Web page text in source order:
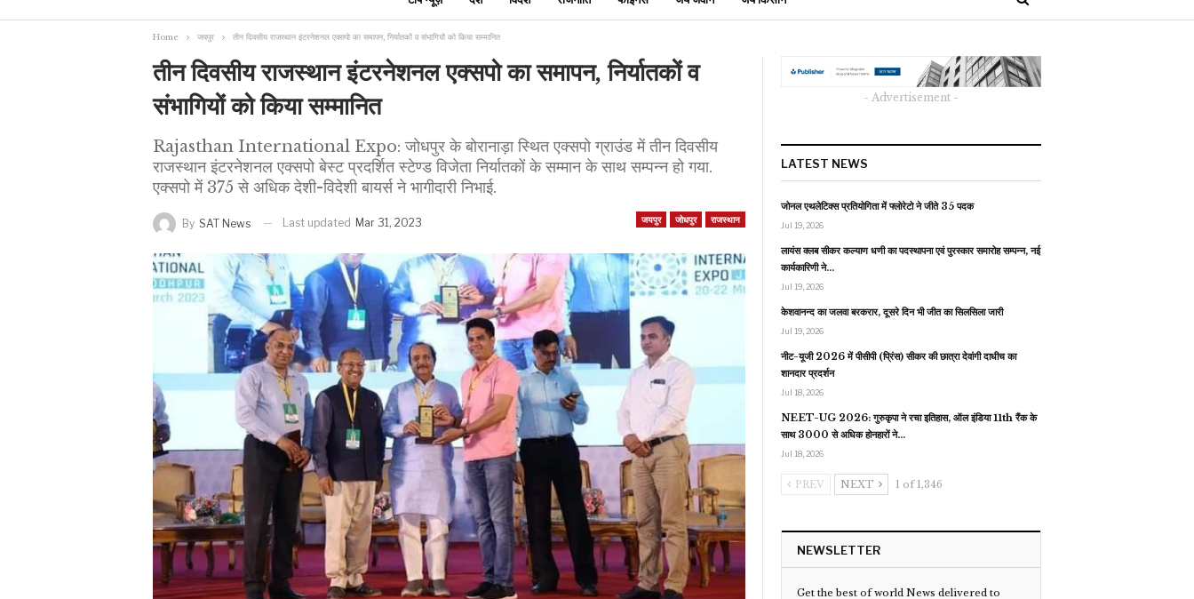
Home जयपुर तीन दिवसीय राजस्थान इंटरनेशनल एक्सपो का समापन, निर्यातकों व संभागियों को किया सम्मानित
तीन दिवसीय राजस्थान इंटरनेशनल एक्सपो का समापन, निर्यातकों व
संभागियों को किया सम्मानित
Rajasthan International Expo: जोधपुर के बोरानाड़ा स्थित एक्सपो ग्राउंड में तीन दिवसीय
राजस्थान इंटरनेशनल एक्सपो बेस्ट प्रदर्शित स्टेण्ड विजेता निर्यातकों के सम्मान के साथ सम्पन्न हो गया.
एक्सपो में 375 से अधिक देशी-विदेशी बायर्स ने भागीदारी निभाई.
जयपुर जोधपुर राजस्थान
By SAT News Last updated Mar 31, 2023
- Advertisement -
LATEST NEWS
जोनल एथलेटिक्स प्रतियोगिता में फ्लोरेटो ने जीते 35 पदक
Jul 19, 2026
लायंस क्लब सीकर कल्याण धणी का पदस्थापना एवं पुरस्कार समारोह सम्पन्न, नई
कार्यकारिणी ने…
Jul 19, 2026
केशवानन्द का जलवा बरकरार, दूसरे दिन भी जीत का सिलसिला जारी
Jul 19, 2026
नीट-यूजी 2026 में पीसीपी (प्रिंस) सीकर की छात्रा देवांगी दाधीच का
शानदार प्रदर्शन
Jul 18, 2026
NEET-UG 2026: गुरुकृपा ने रचा इतिहास, ऑल इंडिया 11th रैंक के
साथ 3000 से अधिक होनहारों ने…
Jul 18, 2026
PREV NEXT 1 of 1,346
NEWSLETTER
Get the best of world News delivered to